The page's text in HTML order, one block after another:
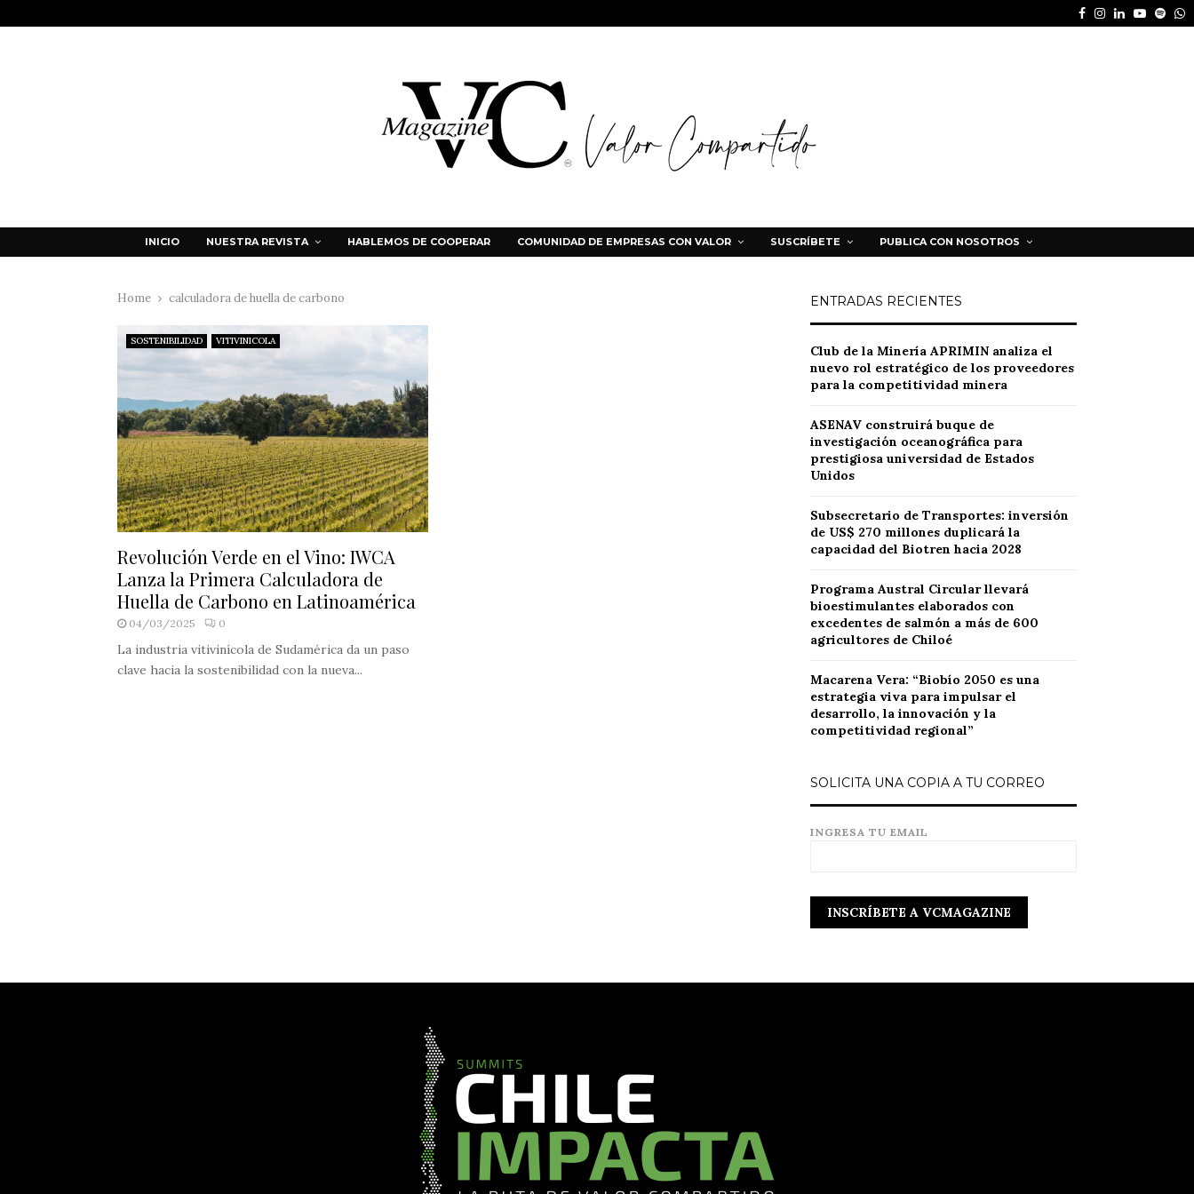
Facebook
Instagram
LinkedinYoutube
INICIO NUESTRA REVISTA HABLEMOS DE COOPERAR COMUNIDAD DE EMPRESAS CON VALOR SUSCRÍBETE PUBLICA CON NOSOTROS
Home calculadora de huella de carbono
SOSTENIBILIDAD VITIVINICOLA
Revolución Verde en el Vino: IWCA
Lanza la Primera Calculadora de
Huella de Carbono en Latinoamérica
04/03/2025 0
La industria vitivinícola de Sudamérica da un paso
clave hacia la sostenibilidad con la nueva...
ENTRADAS RECIENTES
Club de la Minería APRIMIN analiza el
nuevo rol estratégico de los proveedores
para la competitividad minera
ASENAV construirá buque de
investigación oceanográfica para
prestigiosa universidad de Estados
Unidos
Subsecretario de Transportes: inversión
de US$ 270 millones duplicará la
capacidad del Biotren hacia 2028
Programa Austral Circular llevará
bioestimulantes elaborados con
excedentes de salmón a más de 600
agricultores de Chiloé
Macarena Vera: “Biobío 2050 es una
estrategia viva para impulsar el
desarrollo, la innovación y la
competitividad regional”
SOLICITA UNA COPIA A TU CORREO
INGRESA TU EMAIL